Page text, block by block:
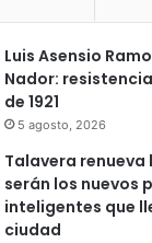
Luis Asensio
Nador:
de 1921
5 agosto, 2026
Talavera renueva
serán los nuevos
inteligentes que
ciudad